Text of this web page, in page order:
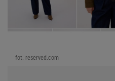
fot. reserved.com